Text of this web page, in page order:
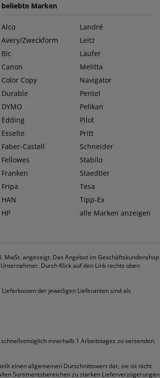
beliebte Marken
Alco
Avery/Zweckform
Bic
Canon
Color Copy
Durable
DYMO
Edding
Esselte
Faber-Castell
Fellowes
Franken
Fripa
HAN
HP
Landré
Leitz
Läufer
Melitta
Navigator
Pentel
Pelikan
Pilot
Pritt
Schneider
Stabilo
Staedtler
Tesa
Tipp-Ex
alle Marken anzeigen
MwSt. angezeigt. Das Angebot im Geschäftskundenshop
Durch Klick auf den Link rechts oben
der jeweiligen Lieferanten sind als
innerhalb 1 Arbeitstages zu versenden.
einen allgemeinen Durschnittswert dar, sie ist nicht
Sortimentsbereichen zu starken Lieferverzögerungen